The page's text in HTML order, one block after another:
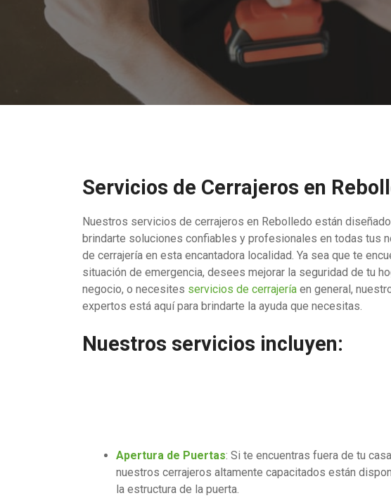
Servicios de Cerrajeros en
Nuestros servicios de cerrajeros en Rebolledo están
brindarte soluciones confiables y profesionales en todas tus
de cerrajería en esta encantadora localidad. Ya sea que te
situación de emergencia, desees mejorar la seguridad de tu
negocio, o necesites servicios de cerrajería en general,
expertos está aquí para brindarte la ayuda que necesitas.
Nuestros servicios incluyen:
Apertura de Puertas: Si te encuentras fuera de tu
nuestros cerrajeros altamente capacitados están
la estructura de la puerta.